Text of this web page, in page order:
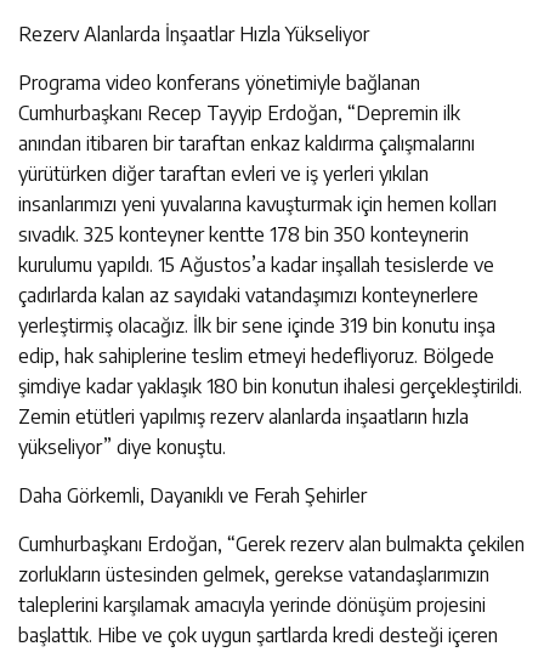
Rezerv Alanlarda İnşaatlar Hızla Yükseliyor
Programa video konferans yönetimiyle bağlanan
Cumhurbaşkanı Recep Tayyip Erdoğan, “Depremin ilk
anından itibaren bir taraftan enkaz kaldırma çalışmalarını
yürütürken diğer taraftan evleri ve iş yerleri yıkılan
insanlarımızı yeni yuvalarına kavuşturmak için hemen kolları
sıvadık. 325 konteyner kentte 178 bin 350 konteynerin
kurulumu yapıldı. 15 Ağustos’a kadar inşallah tesislerde ve
çadırlarda kalan az sayıdaki vatandaşımızı konteynerlere
yerleştirmiş olacağız. İlk bir sene içinde 319 bin konutu inşa
edip, hak sahiplerine teslim etmeyi hedefliyoruz. Bölgede
şimdiye kadar yaklaşık 180 bin konutun ihalesi gerçekleştirildi.
Zemin etütleri yapılmış rezerv alanlarda inşaatların hızla
yükseliyor” diye konuştu.
Daha Görkemli, Dayanıklı ve Ferah Şehirler
Cumhurbaşkanı Erdoğan, “Gerek rezerv alan bulmakta çekilen
zorlukların üstesinden gelmek, gerekse vatandaşlarımızın
taleplerini karşılamak amacıyla yerinde dönüşüm projesini
başlattık. Hibe ve çok uygun şartlarda kredi desteği içeren